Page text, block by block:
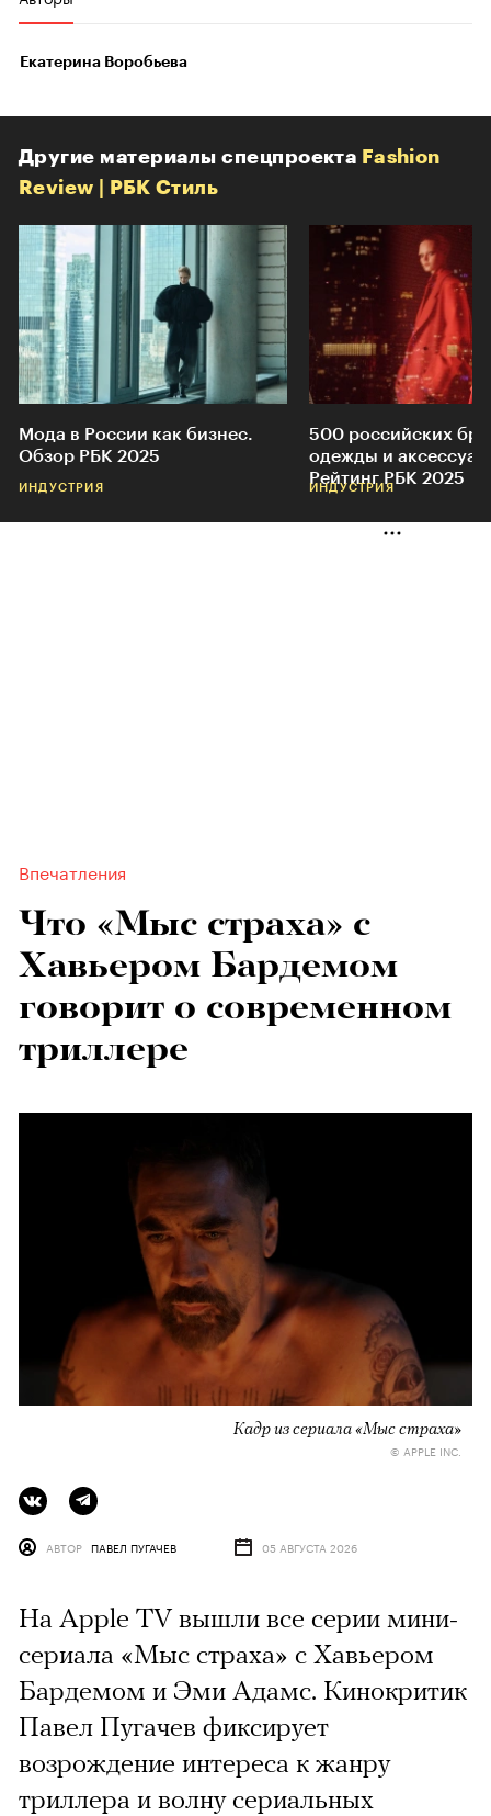
Екатерина Воробьева
Другие материалы спецпроекта Fashion
Review | РБК Стиль
Мода в России как бизнес.
Обзор РБК 2025
ИНДУСТРИЯ
500 российских
одежды и
Рейтинг РБК 2025
ИНДУСТРИЯ
Впечатления
Что «Мыс страха» с
Хавьером Бардемом
говорит о современном
триллере
Кадр из сериала «Мыс страха»
© APPLE INC.
АВТОР ПАВЕЛ ПУГАЧЕВ 05 АВГУСТА 2026
На Apple TV вышли все серии мини-
сериала «Мыс страха» с Хавьером
Бардемом и Эми Адамс. Кинокритик
Павел Пугачев фиксирует
возрождение интереса к жанру
триллера и волну сериальных